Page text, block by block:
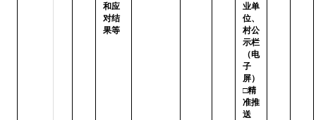
和应
对结
果等
业单
位、
村公
示栏
（电
子
屏）
□精
准推
送